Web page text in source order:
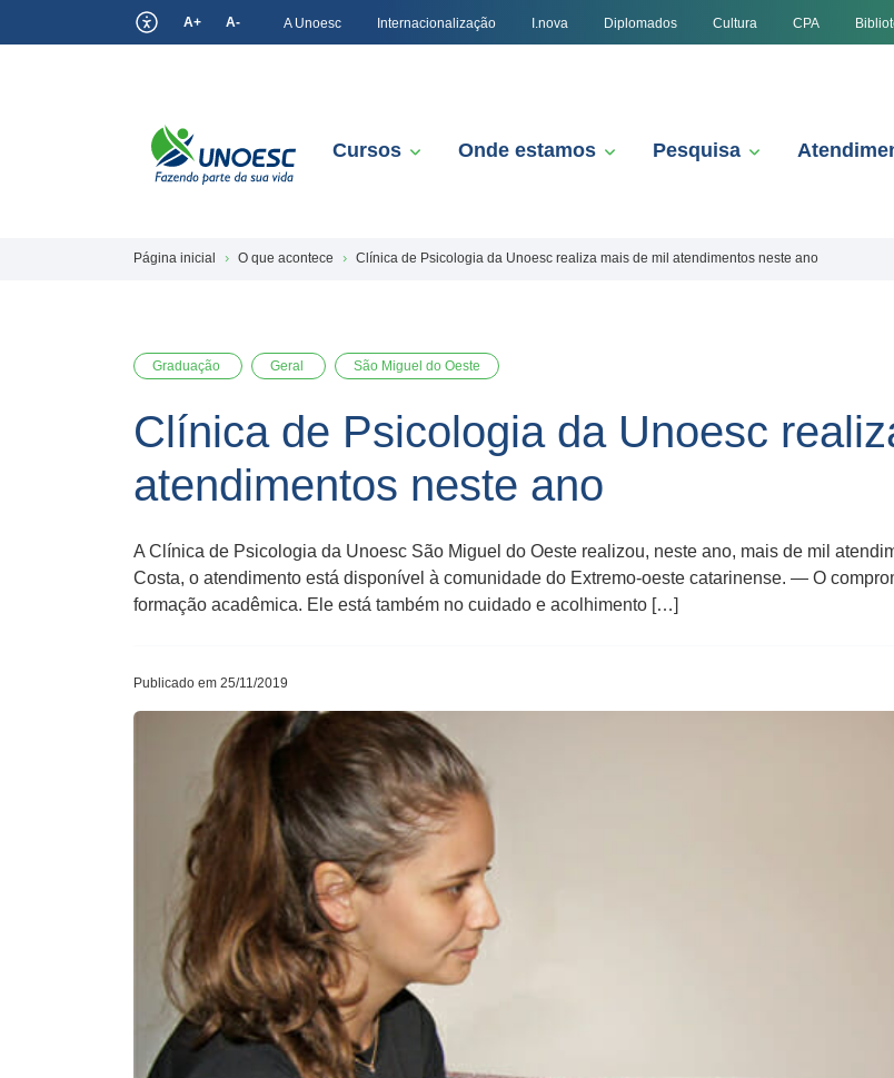
A+ A- A Unoesc Internacionalização I.nova Diplomados Cultura CPA
Cursos Onde estamos Pesquisa
Página inicial O que acontece Clínica de Psicologia da Unoesc realiza mais de mil atendimentos neste ano
Graduação Geral São Miguel do Oeste
Clínica de Psicologia da Unoesc
atendimentos neste ano
A Clínica de Psicologia da Unoesc São Miguel do Oeste realizou, neste ano, mais de mil
Costa, o atendimento está disponível à comunidade do Extremo-oeste catarinense. — O
formação acadêmica. Ele está também no cuidado e acolhimento […]
Publicado em 25/11/2019